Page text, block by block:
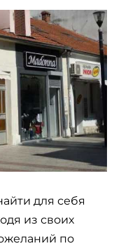
для себя
из своих
по